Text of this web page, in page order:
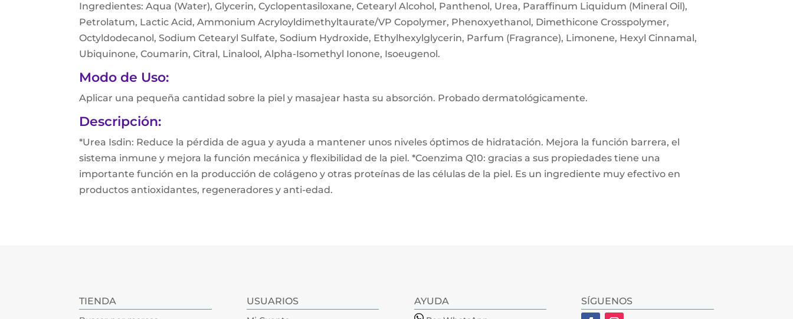
Ingredientes: Aqua (Water), Glycerin, Cyclopentasiloxane, Cetearyl Alcohol, Panthenol, Urea, Paraffinum Liquidum (Mineral Oil),
Petrolatum, Lactic Acid, Ammonium Acryloyldimethyltaurate/VP Copolymer, Phenoxyethanol, Dimethicone Crosspolymer,
Octyldodecanol, Sodium Cetearyl Sulfate, Sodium Hydroxide, Ethylhexylglycerin, Parfum (Fragrance), Limonene, Hexyl Cinnamal,
Ubiquinone, Coumarin, Citral, Linalool, Alpha-Isomethyl Ionone, Isoeugenol.
Modo de Uso:
Aplicar una pequeña cantidad sobre la piel y masajear hasta su absorción. Probado dermatológicamente.
Descripción:
*Urea Isdin: Reduce la pérdida de agua y ayuda a mantener unos niveles óptimos de hidratación. Mejora la función barrera, el
sistema inmune y mejora la función mecánica y flexibilidad de la piel. *Coenzima Q10: gracias a sus propiedades tiene una
importante función en la producción de colágeno y otras proteínas de las células de la piel. Es un ingrediente muy efectivo en
productos antioxidantes, regeneradores y anti-edad.
TIENDA USUARIOS AYUDA SÍGUENOS